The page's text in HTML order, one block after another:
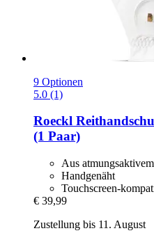
9 Optionen
5.0 (1)
Roeckl
(1 Paar)
Aus
Handgenäht
Touchscreen-
€ 39,99
Zustellung bis 11. August